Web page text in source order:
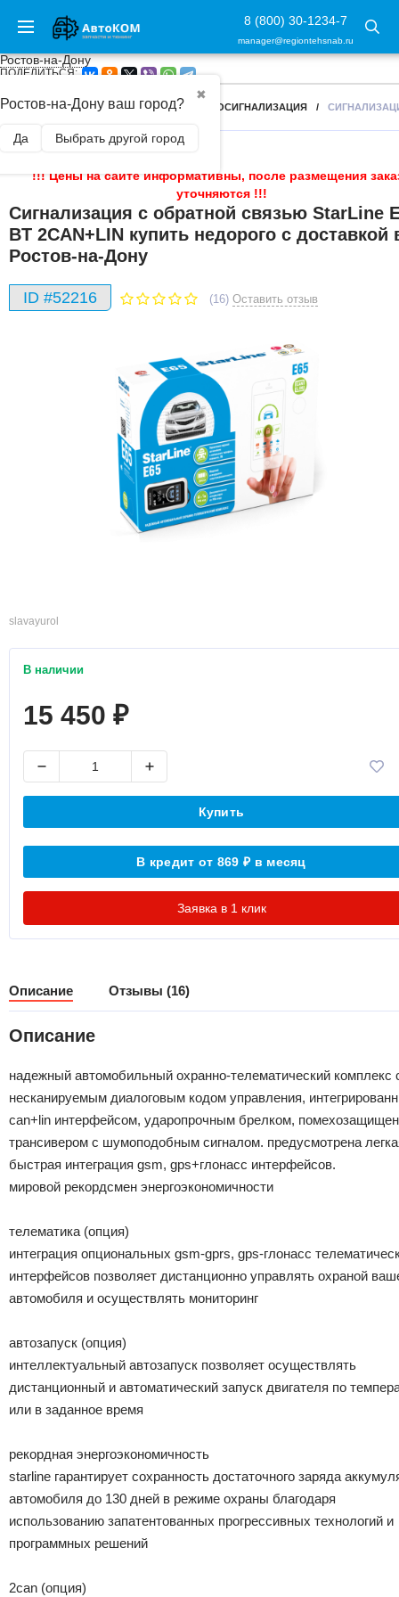
8 (800) 30-1234-7
manager@regiontehsnab.ru
Ростов-на-Дону
✖
Ростов-на-Дону ваш город?
Да Выбрать другой город
ПОДЕЛИТЬСЯ:
ГЛАВНАЯ / АВТОАКСЕССУАРЫ АВТОСИГНАЛИЗАЦИЯ /
!!! Цены на сайте информативны, после размещения
уточняются !!!
Сигнализация с обратной связью StarLine
BT 2CAN+LIN купить недорого с доставкой
Ростов-на-Дону
ID #52216 (16) Оставить отзыв
slavayurol
В наличии
15 450 ₽
Купить
В кредит от 869₽в месяц
Заявка в 1 клик
Описание Отзывы (16)
Описание
надежный автомобильный охранно-телематический комплекс
несканируемым диалоговым кодом управления,
can+lin интерфейсом, ударопрочным брелком,
трансивером с шумоподобным сигналом. предусмотрена
быстрая интеграция gsm, gps+глонасс интерфейсов.
мировой рекордсмен энергоэкономичности
телематика (опция)
интеграция опциональных gsm-gprs, gps-глонасс
интерфейсов позволяет дистанционно управлять охраной
автомобиля и осуществлять мониторинг
автозапуск (опция)
интеллектуальный автозапуск позволяет осуществлять
дистанционный и автоматический запуск двигателя по
или в заданное время
рекордная энергоэкономичность
starline гарантирует сохранность достаточного заряда
автомобиля до 130 дней в режиме охраны благодаря
использованию запатентованных прогрессивных технологий и
программных решений
2can (опция)